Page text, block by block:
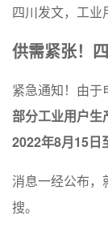
四川发文，工业
供需紧张！
紧急通知！由
部分工业用户生
2022年8月15日
消息一经公布，
搜。